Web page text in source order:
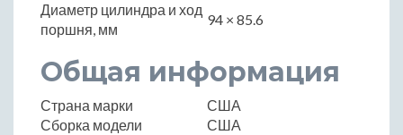
Диаметр цилиндра и ход
поршня, мм
94 × 85.6
Общая информация
Страна марки
США
Сборка модели
США